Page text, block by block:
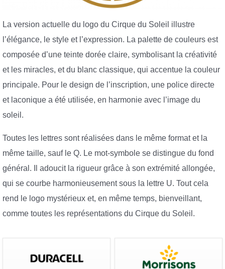
La version actuelle du logo du Cirque du Soleil illustre
l’élégance, le style et l’expression. La palette de couleurs est
composée d’une teinte dorée claire, symbolisant la créativité
et les miracles, et du blanc classique, qui accentue la couleur
principale. Pour le design de l’inscription, une police directe
et laconique a été utilisée, en harmonie avec l’image du
soleil.
Toutes les lettres sont réalisées dans le même format et la
même taille, sauf le Q. Le mot-symbole se distingue du fond
général. Il adoucit la rigueur grâce à son extrémité allongée,
qui se courbe harmonieusement sous la lettre U. Tout cela
rend le logo mystérieux et, en même temps, bienveillant,
comme toutes les représentations du Cirque du Soleil.